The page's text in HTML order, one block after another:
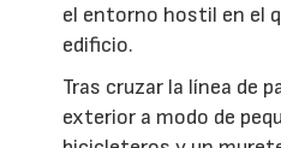
el entorno hostil en el
edificio.
Tras cruzar la línea de
exterior a modo de